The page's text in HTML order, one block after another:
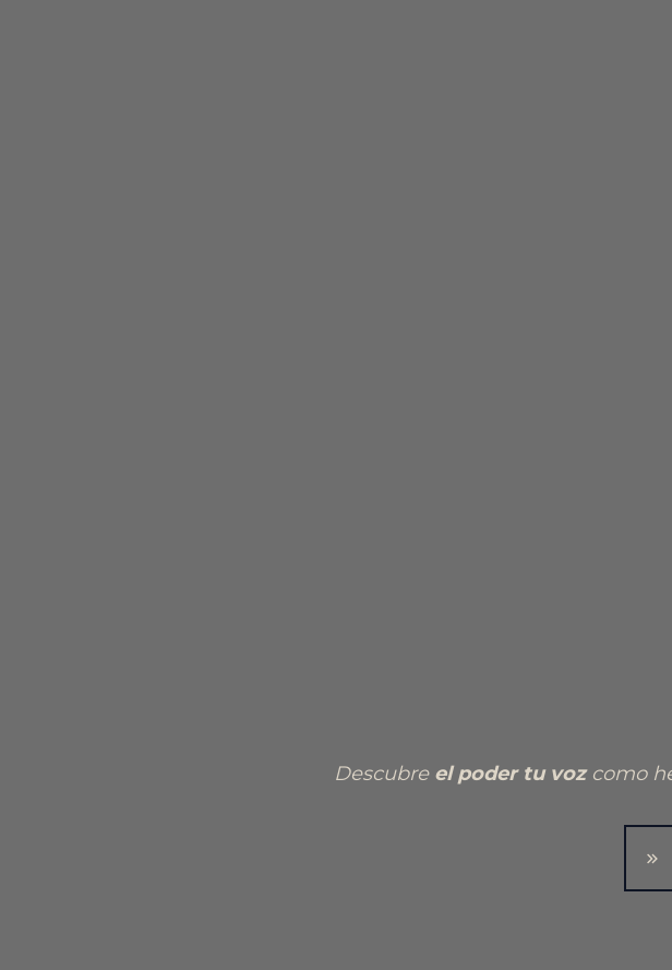
Descubre el poder tu vozcomo